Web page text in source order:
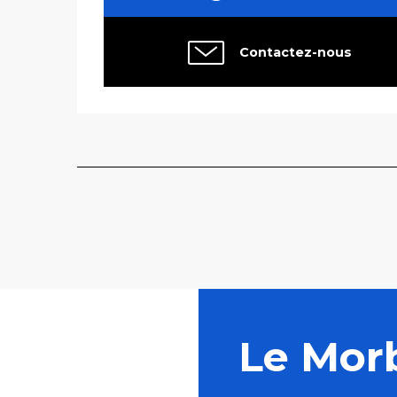
Contactez-nous
Le